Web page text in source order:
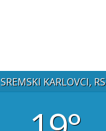
SREMSKI KARLOVCI, RS